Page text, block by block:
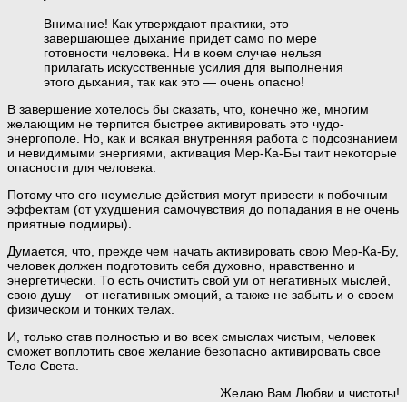
Внимание! Как утверждают практики, это
завершающее дыхание придет само по мере
готовности человека. Ни в коем случае нельзя
прилагать искусственные усилия для выполнения
этого дыхания, так как это — очень опасно!
В завершение хотелось бы сказать, что, конечно же, многим
желающим не терпится быстрее активировать это чудо-
энергополе. Но, как и всякая внутренняя работа с подсознанием
и невидимыми энергиями, активация Мер-Ка-Бы таит некоторые
опасности для человека.
Потому что его неумелые действия могут привести к побочным
эффектам (от ухудшения самочувствия до попадания в не очень
приятные подмиры).
Думается, что, прежде чем начать активировать свою Мер-Ка-Бу,
человек должен подготовить себя духовно, нравственно и
энергетически. То есть очистить свой ум от негативных мыслей,
свою душу – от негативных эмоций, а также не забыть и о своем
физическом и тонких телах.
И, только став полностью и во всех смыслах чистым, человек
сможет воплотить свое желание безопасно активировать свое
Тело Света.
Желаю Вам Любви и чистоты!